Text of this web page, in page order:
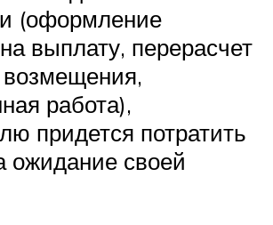
(оформление
выплату, перерасчет
возмещения,
работа),
придется потратить
ожидание своей